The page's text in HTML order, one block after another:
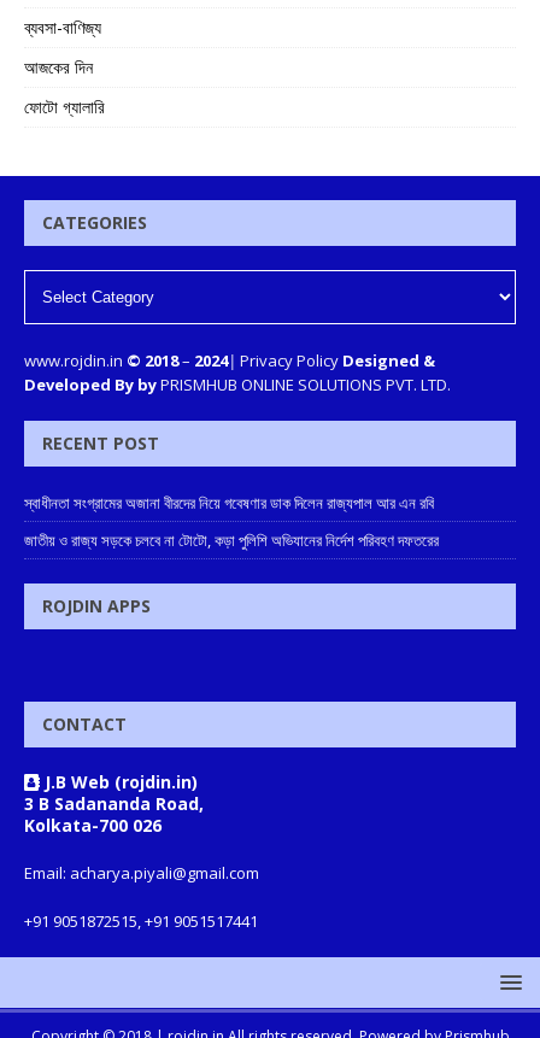
ব্যবসা-বাণিজ্য
আজকের দিন
ফোটো গ্যালারি
CATEGORIES
www.rojdin.in © 2018– 2024| Privacy Policy Designed &
Developed By byPRISMHUB ONLINE SOLUTIONS PVT. LTD.
RECENT POST
স্বাধীনতা সংগ্রামের অজানা বীরদের নিয়ে গবেষণার ডাক দিলেন রাজ্যপাল আর এন রবি
জাতীয় ও রাজ্য সড়কে চলবে না টোটো, কড়া পুলিশি অভিযানের নির্দেশ পরিবহণ দফতরের
ROJDIN APPS
CONTACT
J.B Web (rojdin.in)
3 B Sadananda Road,
Kolkata-700 026
Email: acharya.piyali@gmail.com
+91 9051872515, +91 9051517441